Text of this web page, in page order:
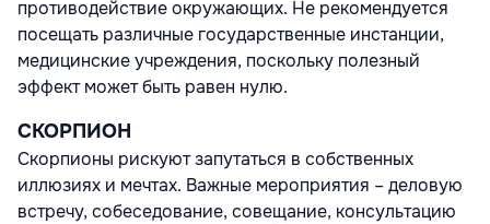
противодействие окружающих. Не рекомендуется
посещать различные государственные инстанции,
медицинские учреждения, поскольку полезный
эффект может быть равен нулю.
СКОРПИОН
Скорпионы рискуют запутаться в собственных
иллюзиях и мечтах. Важные мероприятия – деловую
встречу, собеседование, совещание, консультацию